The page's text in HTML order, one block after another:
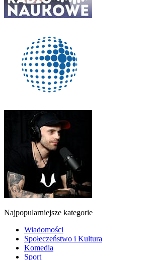
Najpopularniejsze kategorie
Wiadomości
Społeczeństwo i Kultura
Komedia
Sport